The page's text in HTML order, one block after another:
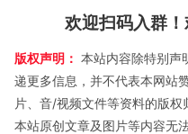
欢迎扫码入群！
版权声明： 本站内容除特别声
递更多信息，并不代表本网站
片、音/视频文件等资料的版
本站原创文章及图片等内容无